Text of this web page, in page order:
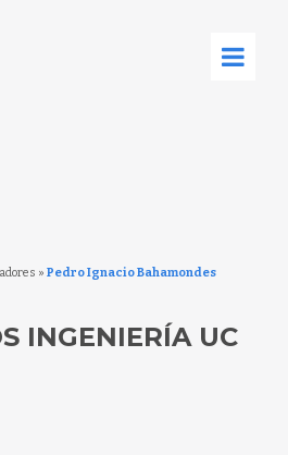
» Pedro Ignacio Bahamondes
INGENIERÍA UC